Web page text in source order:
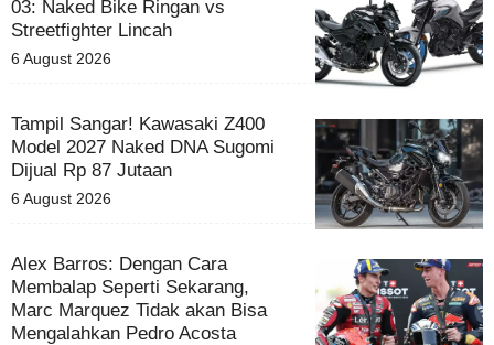
03: Naked Bike Ringan vs
Streetfighter Lincah
6 August 2026
Tampil Sangar! Kawasaki Z400
Model 2027 Naked DNA Sugomi
Dijual Rp 87 Jutaan
6 August 2026
Alex Barros: Dengan Cara
Membalap Seperti Sekarang,
Marc Marquez Tidak akan Bisa
Mengalahkan Pedro Acosta